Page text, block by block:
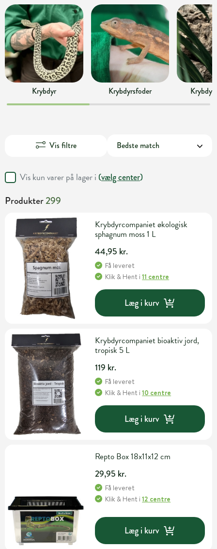
Krybdyr Krybdyrsfoder
Vis filtre
Vis kun varer på lager i (vælg center)
Produkter299
Krybdyrcompaniet økologisk
sphagnum moss 1 L
44,95 kr.
Få leveret
Klik & Hent i11 centre
Læg i kurv
Krybdyrcompaniet bioaktiv jord,
tropisk 5 L
119 kr.
Få leveret
Klik & Hent i10 centre
Læg i kurv
Repto Box 18x11x12 cm
29,95 kr.
Få leveret
Klik & Hent i12 centre
Læg i kurv